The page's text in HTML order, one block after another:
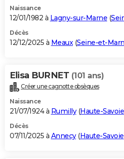
Naissance
12/01/1982 à Lagny-sur-Marne (
Décès
12/12/2025 à Meaux(Seine-et-
Elisa BURNET (101 ans)
Créer une cagnotte obsèques
Naissance
21/07/1924 à Rumilly(Haute-Savoie
Décès
07/11/2025 à Annecy(Haute-Savoie